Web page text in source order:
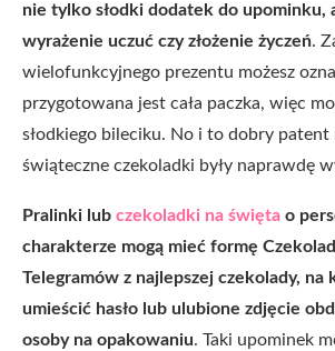
nie tylko słodki dodatek do upominku,
wyrażenie uczuć czy złożenie życzeń.
wielofunkcyjnego prezentu możesz
przygotowana jest cała paczka, więc
słodkiego bileciku. No i to dobry patent
świąteczne czekoladki były naprawdę
Pralinki lub czekoladki na święta o
charakterze mogą mieć formę
Telegramów z najlepszej czekolady, na
umieścić hasło lub ulubione zdjęcie
osoby na opakowaniu. Taki upominek